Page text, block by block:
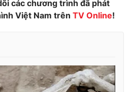
Podcast
Shorts video
các chương trình đã phát
Việt Nam trên TV Online!